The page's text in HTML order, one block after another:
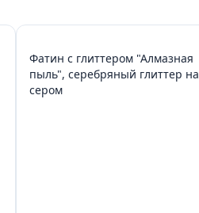
Фатин с глиттером "Алмазная
пыль", серебряный глиттер на
сером